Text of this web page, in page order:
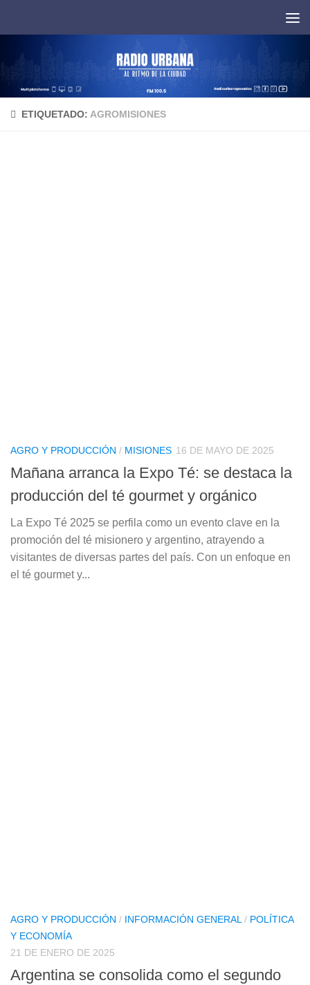
ETIQUETADO: AGROMISIONES
AGRO Y PRODUCCIÓN / MISIONES 16 DE MAYO DE 2025
Mañana arranca la Expo Té: se destaca la
producción del té gourmet y orgánico
La Expo Té 2025 se perfila como un evento clave en la
promoción del té misionero y argentino, atrayendo a
visitantes de diversas partes del país. Con un enfoque en
el té gourmet y...
AGRO Y PRODUCCIÓN / INFORMACIÓN GENERAL / POLÍTICA
Y ECONOMÍA
21 DE ENERO DE 2025
Argentina se consolida como el segundo